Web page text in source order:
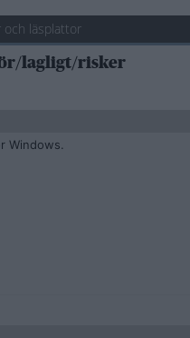
och läsplattor
lagligt/risker
Windows.